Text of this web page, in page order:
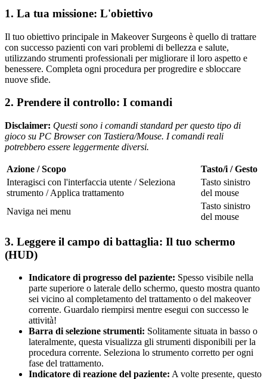
1. La tua missione: L'obiettivo
Il tuo obiettivo principale in Makeover Surgeons è quello di trattare
con successo pazienti con vari problemi di bellezza e salute,
utilizzando strumenti professionali per migliorare il loro aspetto e
benessere. Completa ogni procedura per progredire e sbloccare
nuove sfide.
2. Prendere il controllo: I comandi
Disclaimer: Questi sono i comandi standard per questo tipo di
gioco su PC Browser con Tastiera/Mouse. I comandi reali
potrebbero essere leggermente diversi.
Azione / Scopo
Tasto/i / Gesto
Interagisci con l'interfaccia utente / Seleziona
strumento / Applica trattamento
Tasto sinistro
del mouse
Naviga nei menu
Tasto sinistro
del mouse
3. Leggere il campo di battaglia: Il tuo schermo
(HUD)
Indicatore di progresso del paziente: Spesso visibile nella
parte superiore o laterale dello schermo, questo mostra quanto
sei vicino al completamento del trattamento o del makeover
corrente. Guardalo riempirsi mentre esegui con successo le
attività!
Barra di selezione strumenti: Solitamente situata in basso o
lateralmente, questa visualizza gli strumenti disponibili per la
procedura corrente. Seleziona lo strumento corretto per ogni
fase del trattamento.
Indicatore di reazione del paziente: A volte presente, questo